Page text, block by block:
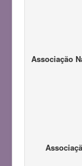
Associação